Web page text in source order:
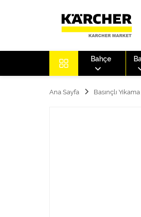
Bahçe
Ana Sayfa Basınçlı